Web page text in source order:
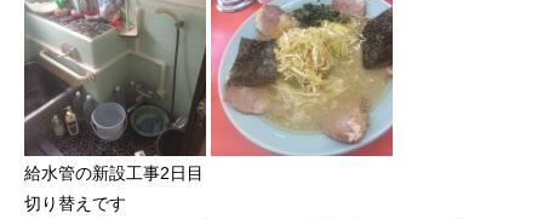
給水管の新設工事2日目
切り替えです